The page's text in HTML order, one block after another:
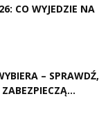
CO WYJEDZIE NA
– SPRAWDŹ,